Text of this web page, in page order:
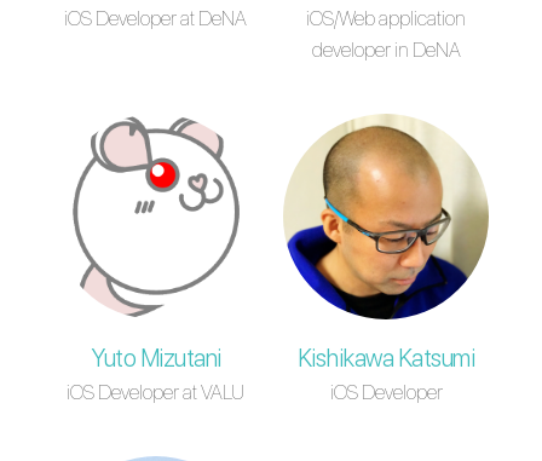
iOS Developer at DeNA
iOS/Web application
developer in DeNA
Yuto Mizutani
iOS Developer at VALU
Kishikawa Katsumi
iOS Developer